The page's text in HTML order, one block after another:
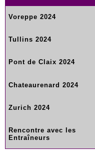
Voreppe 2024
Tullins 2024
Pont de Claix 2024
Chateaurenard 2024
Zurich 2024
Rencontre avec les
Entraîneurs